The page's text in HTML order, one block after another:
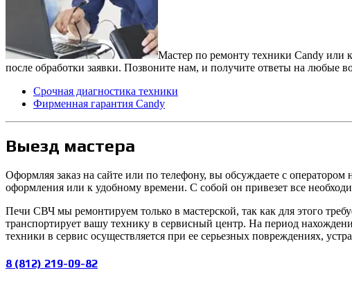
Мастер по ремонту техники Candy или
после обработки заявки. Позвоните нам, и получите ответы на любые
Срочная диагностика техники
Фирменная гарантия Candy
Выезд мастера
Оформляя заказ на сайте или по телефону, вы обсуждаете с
оформления или к удобному времени. С собой он привезет все
Печи СВЧ мы ремонтируем только в мастерской, так как для этого
транспортирует вашу технику в сервисный центр. На период
техники в сервис осуществляется при ее серьезных повреждениях,
8 (812) 219-09-82